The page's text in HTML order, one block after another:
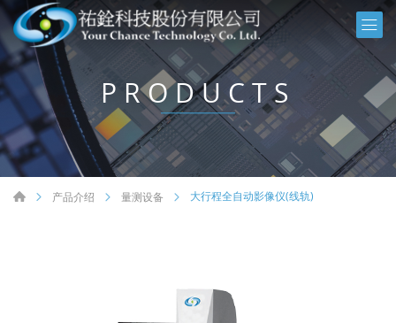
PRODUCTS
产品介绍 量测设备 大行程全自动影像仪(线轨)